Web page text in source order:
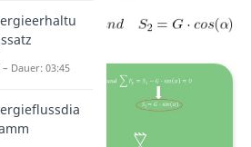
Dauer: 03:45